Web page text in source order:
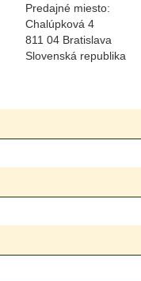
Predajné miesto:
Chalúpková 4
811 04 Bratislava
Slovenská republika